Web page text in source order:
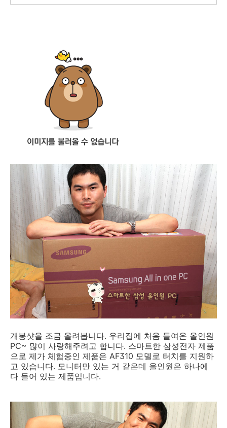
개봉샷을 조금 올려봅니다. 우리집에 처음 들여온 올인원
PC~ 많이 사랑해주려고 합니다. 스마트한 삼성전자 제품
으로 제가 체험중인 제품은 AF310 모델로 터치를 지원하
고 있습니다. 모니터만 있는 거 같은데 올인원은 하나에
다 들어 있는 제품입니다.